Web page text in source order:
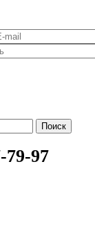
Поиск
79-97